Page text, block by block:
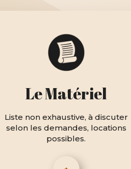
Le Matériel
Liste non exhaustive, à discuter
selon les demandes, locations
possibles.